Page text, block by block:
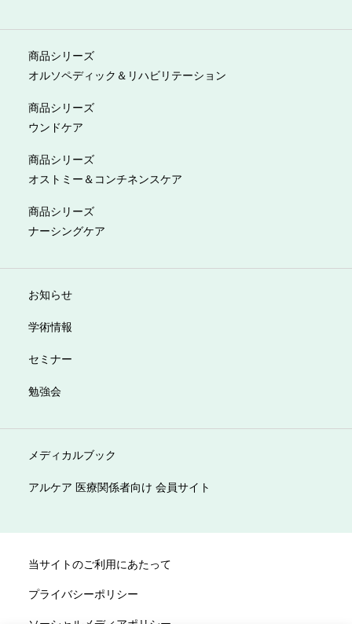
商品シリーズ
オルソペディック＆リハビリテーション
商品シリーズ
ウンドケア
商品シリーズ
オストミー＆コンチネンスケア
商品シリーズ
ナーシングケア
お知らせ
学術情報
セミナー
勉強会
メディカルブック
アルケア 医療関係者向け 会員サイト
当サイトのご利用にあたって
プライバシーポリシー